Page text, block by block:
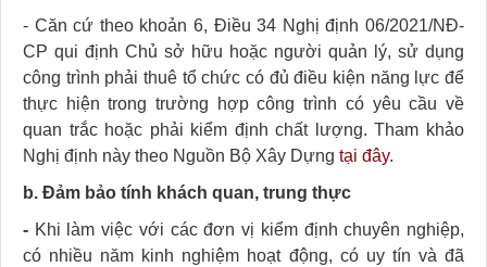
- Căn cứ theo khoản 6, Điều 34 Nghị định 06/2021/NĐ-
CP qui định Chủ sở hữu hoặc người quản lý, sử dụng
công trình phải thuê tổ chức có đủ điều kiện năng lực để
thực hiện trong trường hợp công trình có yêu cầu về
quan trắc hoặc phải kiểm định chất lượng. Tham khảo
Nghị định này theo Nguồn Bộ Xây Dựng tại đây.
b. Đảm bảo tính khách quan, trung thực
- Khi làm việc với các đơn vị kiểm định chuyên nghiệp,
có nhiều năm kinh nghiệm hoạt động, có uy tín và đã